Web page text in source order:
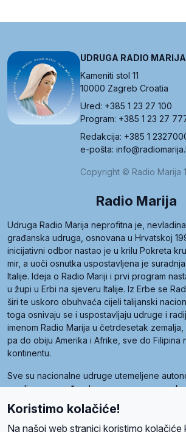
UDRUGA RADIO MARIJA
Kameniti stol 11
10000 Zagreb Croatia
Ured: +385 1 23 27 100
Program: +385 1 23 27
Redakcija: +385 1
e-pošta:
Copyright © Radio Marija
Radio Marija
Udruga Radio Marija neprofitna je,
građanska udruga, osnovana u Hrvatskoj
inicijativni odbor nastao je u krilu Pokreta
mir, a uoči osnutka uspostavljena je
Italije. Ideja o Radio Mariji i prvi program
u župi u Erbi na sjeveru Italije. Iz Erbe se
širi te uskoro obuhvaća cijeli talijanski
toga osnivaju se i uspostavljaju udruge i
imenom Radio Marija u četrdesetak
pa do obiju Amerika i Afrike, sve do Filipina
kontinentu.
Sve su nacionalne udruge utemeljene
zemljama, a međusobna su povezane
pod nazivom Svjetska obitelj Radio Marije
Radio Maria). Svjetsku obitelj utemeljilo je
kojima je i hrvatska Udruga Radio Marija.
Koristimo kolačiće!
Na našoj web stranici koristimo kolačiće